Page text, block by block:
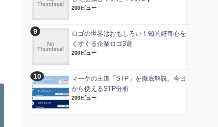
200ビュー
ロゴの世界はおもしろい！知的好奇心を
くすぐる企業ロゴ3選
200ビュー
マーケの王道「STP」を徹底解説。今日
から使えるSTP分析
200ビュー